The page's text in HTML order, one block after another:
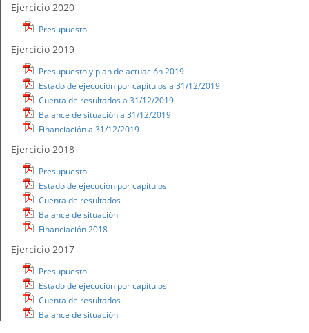
Ejercicio 2020
Presupuesto
Ejercicio 2019
Presupuesto y plan de actuación 2019
Estado de ejecución por capítulos a 31/12/2019
Cuenta de resultados a 31/12/2019
Balance de situación a 31/12/2019
Financiación a 31/12/2019
Ejercicio 2018
Presupuesto
Estado de ejecución por capítulos
Cuenta de resultados
Balance de situación
Financiación 2018
Ejercicio 2017
Presupuesto
Estado de ejecución por capítulos
Cuenta de resultados
Balance de situación